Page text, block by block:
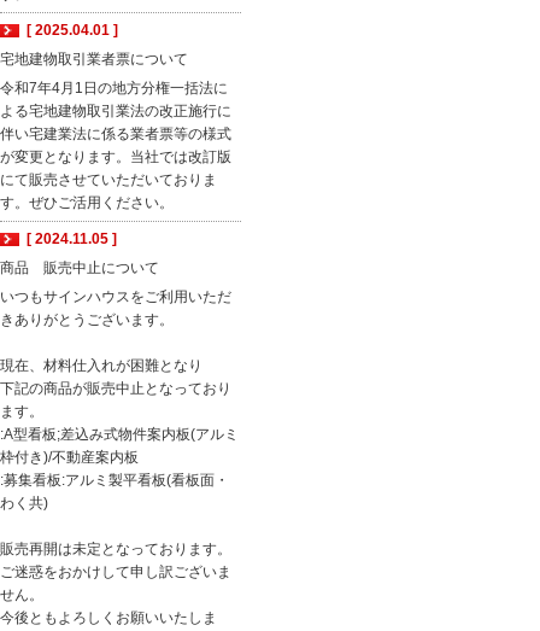
[ 2025.04.01 ]
宅地建物取引業者票について
令和7年4月1日の地方分権一括法に
よる宅地建物取引業法の改正施行に
伴い宅建業法に係る業者票等の様式
が変更となります。当社では改訂版
にて販売させていただいておりま
す。ぜひご活用ください。
[ 2024.11.05 ]
商品 販売中止について
いつもサインハウスをご利用いただ
きありがとうございます。
現在、材料仕入れが困難となり
下記の商品が販売中止となっており
ます。
:A型看板;差込み式物件案内板(アルミ
枠付き)/不動産案内板
:募集看板:アルミ製平看板(看板面・
わく共)
販売再開は未定となっております。
ご迷惑をおかけして申し訳ございま
せん。
今後ともよろしくお願いいたしま